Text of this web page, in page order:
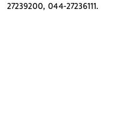
27239200, 044-27236111.